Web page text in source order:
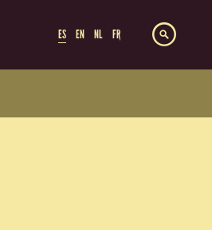
ES EN NL FR